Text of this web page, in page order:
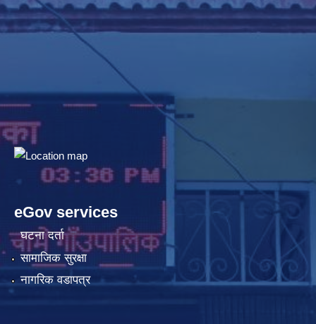
eGov services
घटना दर्ता
सामाजिक सुरक्षा
नागरिक वडापत्र